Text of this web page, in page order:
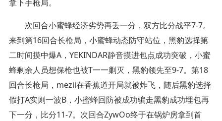
拿下手枪局。
次回合小蜜蜂经济劣势再丢一分，双方比分战平7-7。
来到第16回合长枪局，小蜜蜂动态防守站位，黑豹选择第
二时间摸中爆A，YEKINDAR静音摸进包点成功突破，小蜜
蜂剩余人员想保枪也被T一一剿灭，黑豹领先至9-7。第18
回合长枪局，mezii在香蕉道开局就被炸飞，随后黑豹选择
假打A实则一波B，小蜜蜂回防被成功骗走黑豹成功埋包再
下一分，比分11-7。次回合ZywOo终于在锅炉房拿到首